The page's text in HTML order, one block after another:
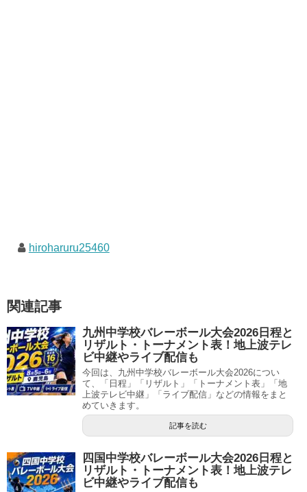
hiroharuru25460
関連記事
九州中学校バレーボール大会2026日程と
リザルト・トーナメント表！地上波テレ
ビ中継やライブ配信も
今回は、九州中学校バレーボール大会2026につい
て、「日程」「リザルト」「トーナメント表」「地
上波テレビ中継」「ライブ配信」などの情報をまと
めていきます。
記事を読む
四国中学校バレーボール大会2026日程と
リザルト・トーナメント表！地上波テレ
ビ中継やライブ配信も